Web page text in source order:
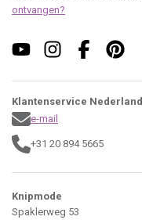
ontvangen?
Klantenservice Nederland
e-mail
+31 20 894 5665
Knipmode
Spaklerweg 53